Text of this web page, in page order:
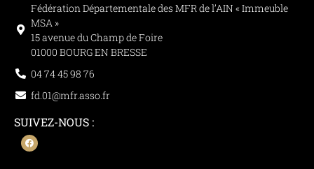
Fédération Départementale des MFR de l’AIN « Immeuble
MSA »
15 avenue du Champ de Foire
01000 BOURG EN BRESSE
04 74 45 98 76
fd.01@mfr.asso.fr
SUIVEZ-NOUS :